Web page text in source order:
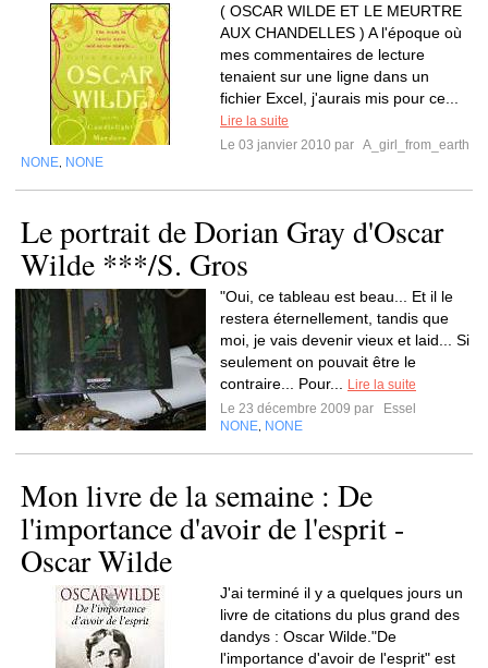
( OSCAR WILDE ET LE MEURTRE
AUX CHANDELLES ) A l'époque où
mes commentaires de lecture
tenaient sur une ligne dans un
fichier Excel, j'aurais mis pour ce...
Lire la suite
Le 03 janvier 2010 par A_girl_from_earth
NONE NONE
Le portrait de Dorian Gray d'Oscar
Wilde ***/S. Gros
"Oui, ce tableau est beau... Et il le
restera éternellement, tandis que
moi, je vais devenir vieux et laid... Si
seulement on pouvait être le
contraire... Pour...
Lire la suite
Le 23 décembre 2009 par
Essel
NONE NONE
Mon livre de la semaine : De
l'importance d'avoir de l'esprit -
Oscar Wilde
J'ai terminé il y a quelques jours un
livre de citations du plus grand des
dandys : Oscar Wilde."De
l'importance d'avoir de l'esprit" est